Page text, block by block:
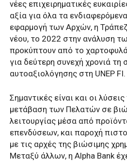
νέες επιχειρηματικές
αξία για όλα τα
εφαρμογή των Αρχών, η
νέου, το 2022 στην ανάλυση
προκύπτουν από το
για δεύτερη συνεχή χρονιά τη
αυτοαξιολόγησης στη UNEP FI.
Σημαντικές είναι και οι
μετάβαση των Πελατών σε
λειτουργίας μέσα από
επενδύσεων, και παροχή
με τις αρχές της βιώσιμης
Μεταξύ άλλων, η Alpha Bank